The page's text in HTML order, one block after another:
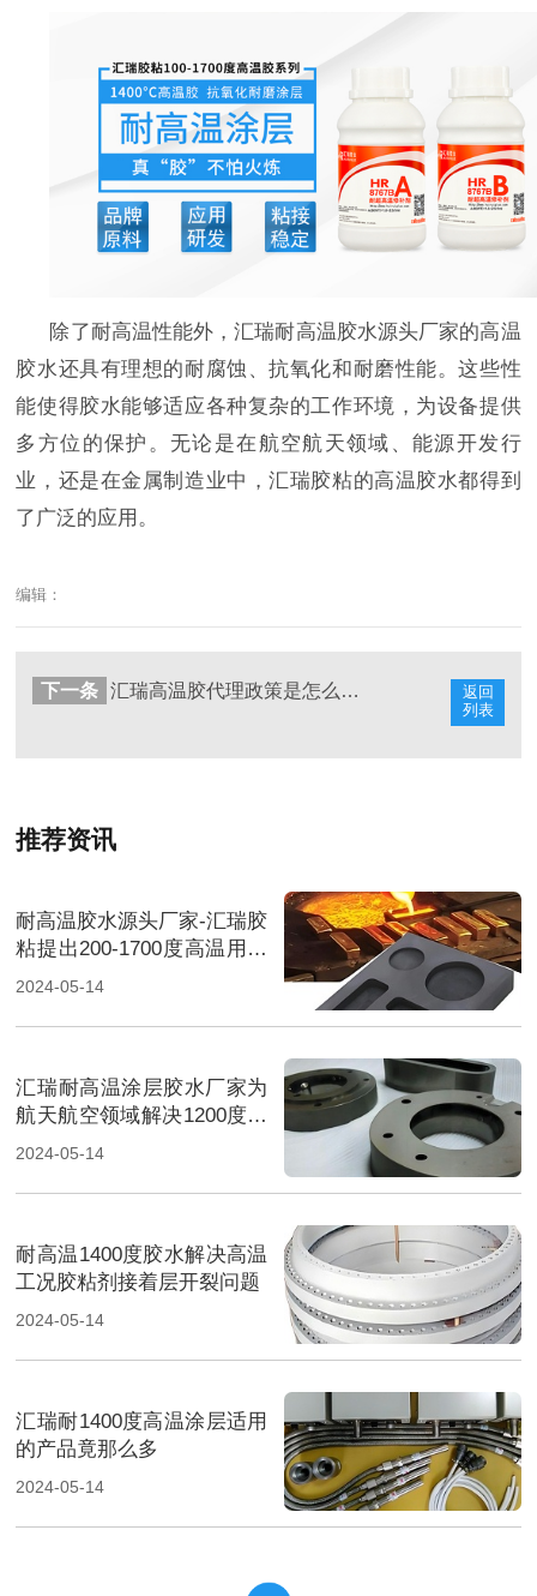
除了耐高温性能外，汇瑞耐高温胶水源头厂家的高温
胶水还具有理想的耐腐蚀、抗氧化和耐磨性能。这些性
能使得胶水能够适应各种复杂的工作环境，为设备提供
多方位的保护。无论是在航空航天领域、能源开发行
业，还是在金属制造业中，汇瑞胶粘的高温胶水都得到
了广泛的应用。
编辑：
返回
列表
下一条 汇瑞高温胶代理政策是怎么样的？
推荐资讯
耐高温胶水源头厂家-汇瑞胶
粘提出200-1700度高温用胶
解决方案
2024-05-14
汇瑞耐高温涂层胶水厂家为
航天航空领域解决1200度用
胶问题
2024-05-14
耐高温1400度胶水解决高温
工况胶粘剂接着层开裂问题
2024-05-14
汇瑞耐1400度高温涂层适用
的产品竟那么多
2024-05-14